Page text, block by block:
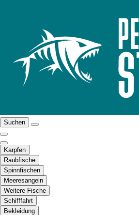
Suchen
Karpfen
Raubfische
Spinnfischen
Meeresangeln
Weitere Fische
Schifffahrt
Bekleidung